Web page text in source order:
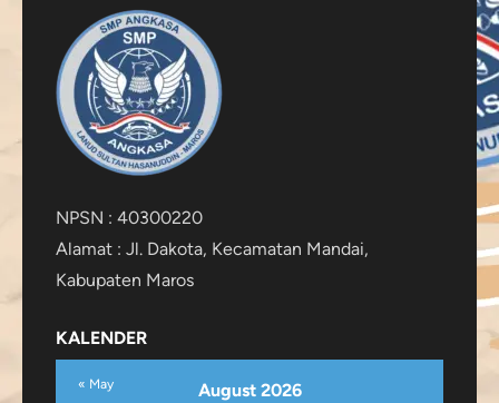
NPSN : 40300220
Alamat : Jl. Dakota, Kecamatan Mandai,
Kabupaten Maros
KALENDER
August 2026
« May